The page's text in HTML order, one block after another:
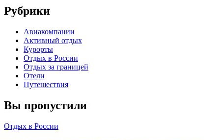
Рубрики
Авиакомпании
Активный отдых
Курорты
Отдых в России
Отдых за границей
Отели
Путешествия
Вы пропустили
Отдых в России